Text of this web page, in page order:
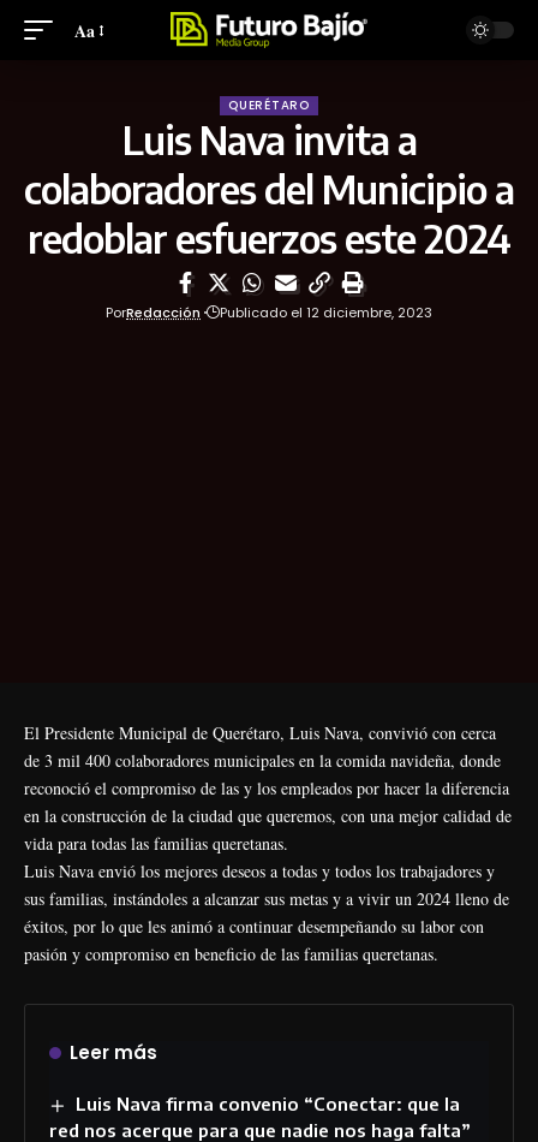
Aa
QUERÉTARO
Luis Nava invita a
colaboradores del Municipio a
redoblar esfuerzos este 2024
PorRedacción Publicado el 12 diciembre, 2023
El Presidente Municipal de Querétaro, Luis Nava, convivió con cerca
de 3 mil 400 colaboradores municipales en la comida navideña, donde
reconoció el compromiso de las y los empleados por hacer la diferencia
en la construcción de la ciudad que queremos, con una mejor calidad de
vida para todas las familias queretanas.
Luis Nava envió los mejores deseos a todas y todos los trabajadores y
sus familias, instándoles a alcanzar sus metas y a vivir un 2024 lleno de
éxitos, por lo que les animó a continuar desempeñando su labor con
pasión y compromiso en beneficio de las familias queretanas.
Leer más
Luis Nava firma convenio “Conectar: que la
red nos acerque para que nadie nos haga falta”